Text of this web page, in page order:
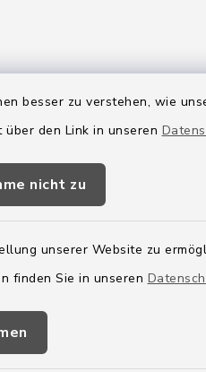
besser zu verstehen, wie
den Link in unseren
nicht zu
unserer Website zu
finden Sie in unseren